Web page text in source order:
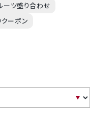
ーツ盛り合わせ
ーポン